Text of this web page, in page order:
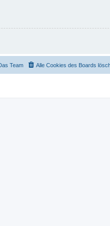
Alle Cookies des Boards
Team